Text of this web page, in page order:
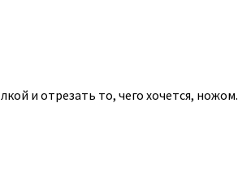
и отрезать то, чего хочется, ножом.